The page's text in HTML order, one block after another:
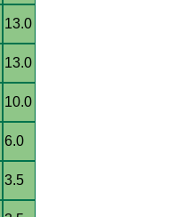
13.0
13.0
10.0
6.0
3.5